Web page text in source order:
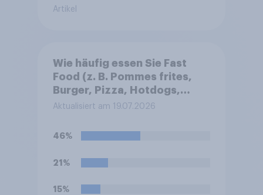
Artikel
Wie häufig essen Sie Fast
Food (z. B. Pommes frites,
Burger, Pizza, Hotdogs,
Chicken Nuggets oder
Aktualisiert am 19.07.2026
46%
21%
15%